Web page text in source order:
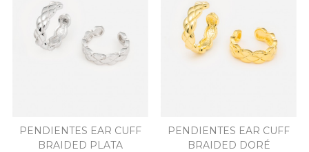
PENDIENTES EAR CUFF
BRAIDED PLATA
PENDIENTES EAR CUFF
BRAIDED DORÉ